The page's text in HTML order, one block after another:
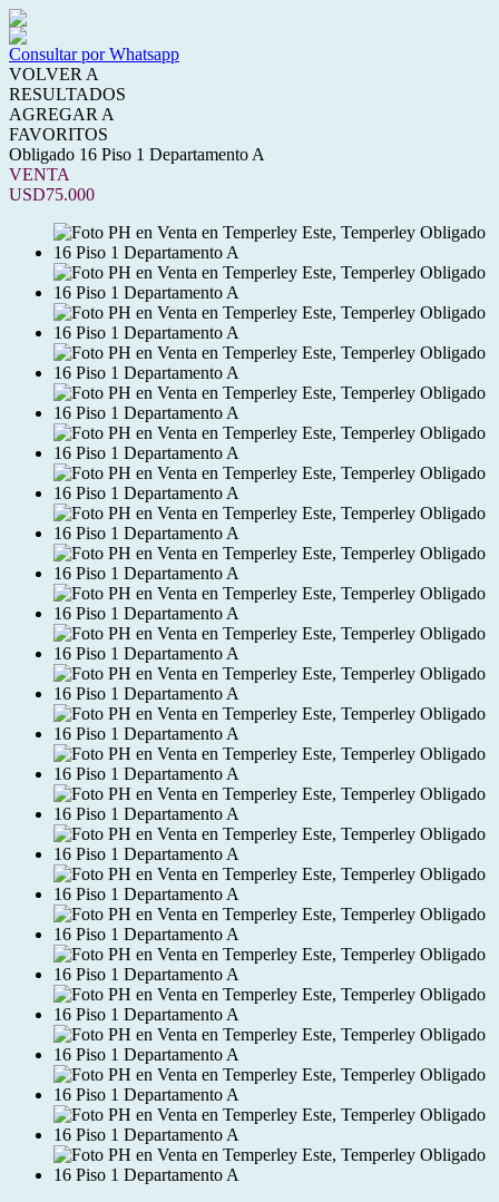
Consultar por Whatsapp
VOLVER A
RESULTADOS
AGREGAR A
FAVORITOS
Obligado 16 Piso 1 Departamento A
VENTA
USD75.000